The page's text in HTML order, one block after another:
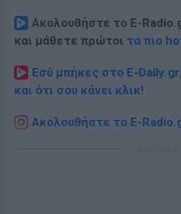
Ακολουθήστε το E-
και μάθετε πρώτοι τα πιο
Εσύ μπήκες στο E-
και ότι σου κάνει κλικ!
Ακολουθήστε το E-